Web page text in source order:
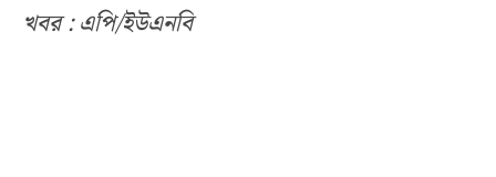
খবর : এপি/ইউএনবি